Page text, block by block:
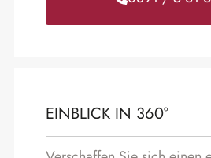
EINBLICK IN 360°